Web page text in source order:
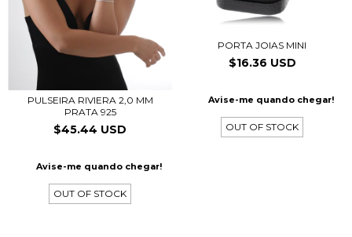
PULSEIRA RIVIERA 2,0 MM
PRATA 925
$45.44 USD
Avise-me quando chegar!
OUT OF STOCK
PORTA JOIAS MINI
$16.36 USD
Avise-me quando chegar!
OUT OF STOCK